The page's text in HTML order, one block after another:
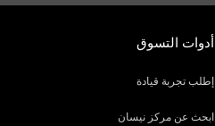
أدوات التسوق
إطلب تجربة قيادة
ابحث عن مركز نيسان